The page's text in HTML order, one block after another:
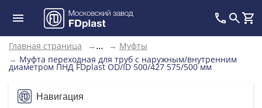
Главная страница → ... → Муфты
→ Муфта переходная для труб с наружным/внутренним
диаметром ПНД FDplast OD/ID 500/427 575/500 мм
Навигация